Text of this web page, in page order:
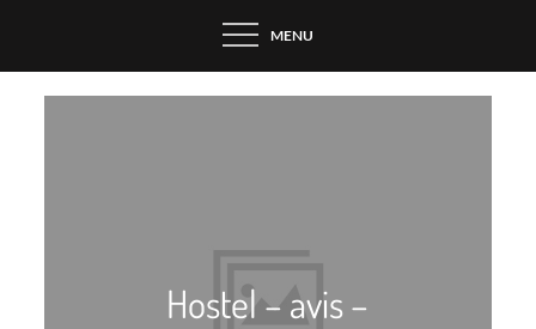
MENU
Hostel – avis –